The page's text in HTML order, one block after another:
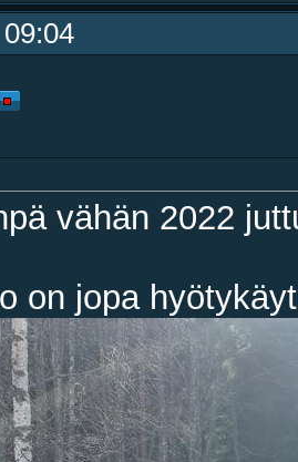
vähän 2022
on jopa